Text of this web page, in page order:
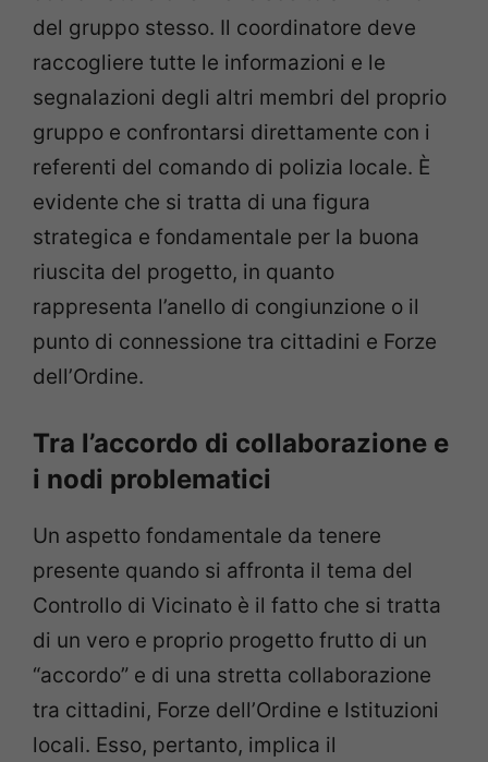
del gruppo stesso. Il coordinatore deve
raccogliere tutte le informazioni e le
segnalazioni degli altri membri del proprio
gruppo e confrontarsi direttamente con i
referenti del comando di polizia locale. È
evidente che si tratta di una figura
strategica e fondamentale per la buona
riuscita del progetto, in quanto
rappresenta l’anello di congiunzione o il
punto di connessione tra cittadini e Forze
dell’Ordine.
Tra l’accordo di collaborazione e
i nodi problematici
Un aspetto fondamentale da tenere
presente quando si affronta il tema del
Controllo di Vicinato è il fatto che si tratta
di un vero e proprio progetto frutto di un
“accordo” e di una stretta collaborazione
tra cittadini, Forze dell’Ordine e Istituzioni
locali. Esso, pertanto, implica il